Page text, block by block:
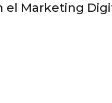
Marketing